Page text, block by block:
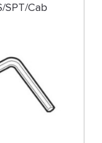
SPT/Cab